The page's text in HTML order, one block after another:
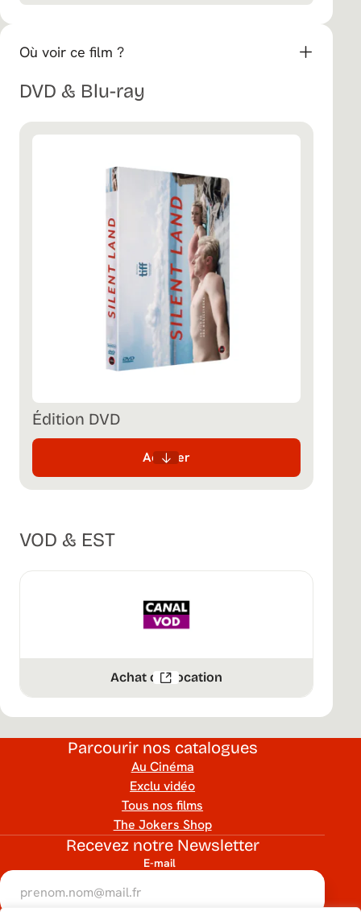
Où voir ce film ?
DVD & Blu-ray
Édition DVD
Acheter
VOD & EST
Achat ou Location
Parcourir nos catalogues
Au Cinéma
Exclu vidéo
Tous nos films
The Jokers Shop
Recevez notre Newsletter
E-mail